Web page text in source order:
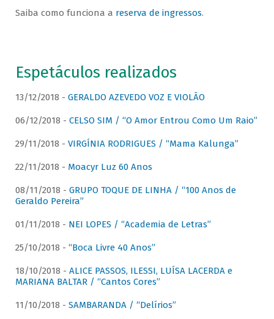
Saiba como funciona a reserva de ingressos.
Espetáculos realizados
13/12/2018 - GERALDO AZEVEDO VOZ E VIOLÃO
06/12/2018 - CELSO SIM / “O Amor Entrou Como Um Raio”
29/11/2018 - VIRGÍNIA RODRIGUES / “Mama Kalunga”
22/11/2018 - Moacyr Luz 60 Anos
08/11/2018 - GRUPO TOQUE DE LINHA / “100 Anos de
Geraldo Pereira”
01/11/2018 - NEI LOPES / “Academia de Letras”
25/10/2018 - “Boca Livre 40 Anos”
18/10/2018 - ALICE PASSOS, ILESSI, LUÍSA LACERDA e
MARIANA BALTAR / “Cantos Cores”
11/10/2018 - SAMBARANDA / “Delírios”